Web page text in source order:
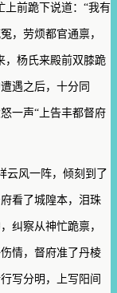
上前跪下说道：“我有
，劳烦都官通禀，
，杨氏来殿前双膝跪
遇之后，十分同
一声“上告丰都督府
云风一阵，倾刻到了
看了城隍本，泪珠
纠察从神忙跪禀，
情，督府准了丹棱
写分明，上写阳间